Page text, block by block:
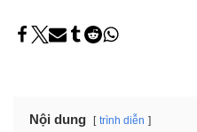
Nội dung trình diễn